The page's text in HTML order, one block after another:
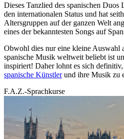
Dieses Tanzlied des spanischen
den internationalen Status und hat
Altersgruppen auf der ganzen Welt
eines der bekanntesten Songs auf
Obwohl dies nur eine kleine Auswahl
spanische Musik weltweit beliebt ist
inspiriert! Daher lohnt es sich
spanische Künstlerund ihre Musik zu
F.A.Z.-Sprachkurse